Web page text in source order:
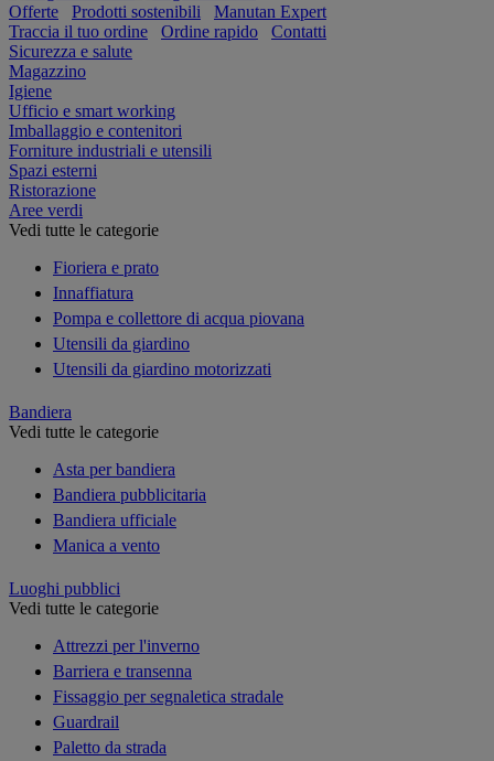
Offerte Prodotti sostenibili
Manutan Expert
Traccia il tuo ordine
Ordine rapido
Contatti
Sicurezza e salute
Magazzino
Igiene
Ufficio e smart working
Imballaggio e contenitori
Forniture industriali e utensili
Spazi esterni
Ristorazione
Aree verdi
Vedi tutte le categorie
Fioriera e prato
Innaffiatura
Pompa e collettore di acqua piovana
Utensili da giardino
Utensili da giardino motorizzati
Bandiera
Vedi tutte le categorie
Asta per bandiera
Bandiera pubblicitaria
Bandiera ufficiale
Manica a vento
Luoghi pubblici
Vedi tutte le categorie
Attrezzi per l'inverno
Barriera e transenna
Fissaggio per segnaletica stradale
Guardrail
Paletto da strada